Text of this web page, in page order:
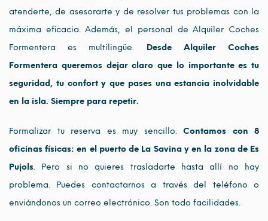
atenderte, de asesorarte y de resolver tus problemas con la
máxima eficacia. Además, el personal de Alquiler Coches
Formentera es multilingüe. Desde Alquiler Coches
Formentera queremos dejar claro que lo importante es tu
seguridad, tu confort y que pases una estancia inolvidable
en la isla. Siempre para repetir.
Formalizar tu reserva es muy sencillo. Contamos con 8
oficinas físicas: en el puerto de La Savina y en la zona de Es
Pujols. Pero si no quieres trasladarte hasta allí no hay
problema. Puedes contactarnos a través del teléfono o
enviándonos un correo electrónico. Son todo facilidades.